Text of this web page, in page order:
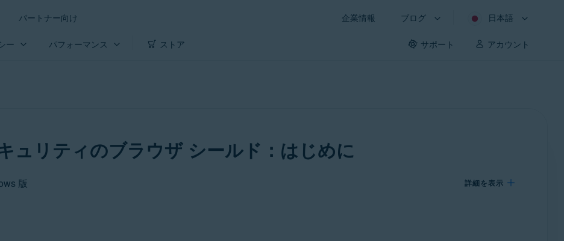
パートナー向け 企業情報 ブログ 日本語
ー パフォーマンス ストア サポート アカウント
ュリティのブラウザ シールド：はじめに
版 詳細を表示